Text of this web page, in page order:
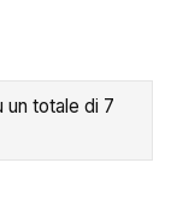
un totale di 7